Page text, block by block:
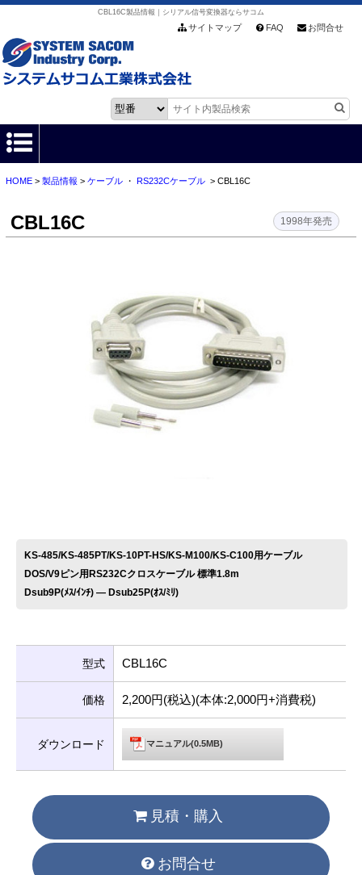
CBL16C製品情報｜シリアル信号変換器ならサコム
サイトマップ FAQ お問合せ
HOME
お客様サポート
お問い合わせ
HOME> 製品情報 > ケーブル・ RS232Cケーブル> CBL16C
CBL16C 1998年発売
KS-485/KS-485PT/KS-10PT-HS/KS-M100/KS-C100用ケーブル
DOS/V9ピン用RS232Cクロスケーブル 標準1.8m
Dsub9P(ﾒｽ/ｲﾝﾁ) ― Dsub25P(ｵｽ/ﾐﾘ)
型式 CBL16C
価格 2,200円(税込)(本体:2,000円+消費税)
ダウンロード マニュアル(0.5MB)
見積・購入
お問合せ